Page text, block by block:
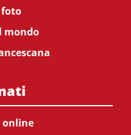
mondo
online